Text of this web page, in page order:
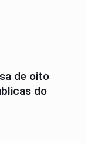
de oito
do